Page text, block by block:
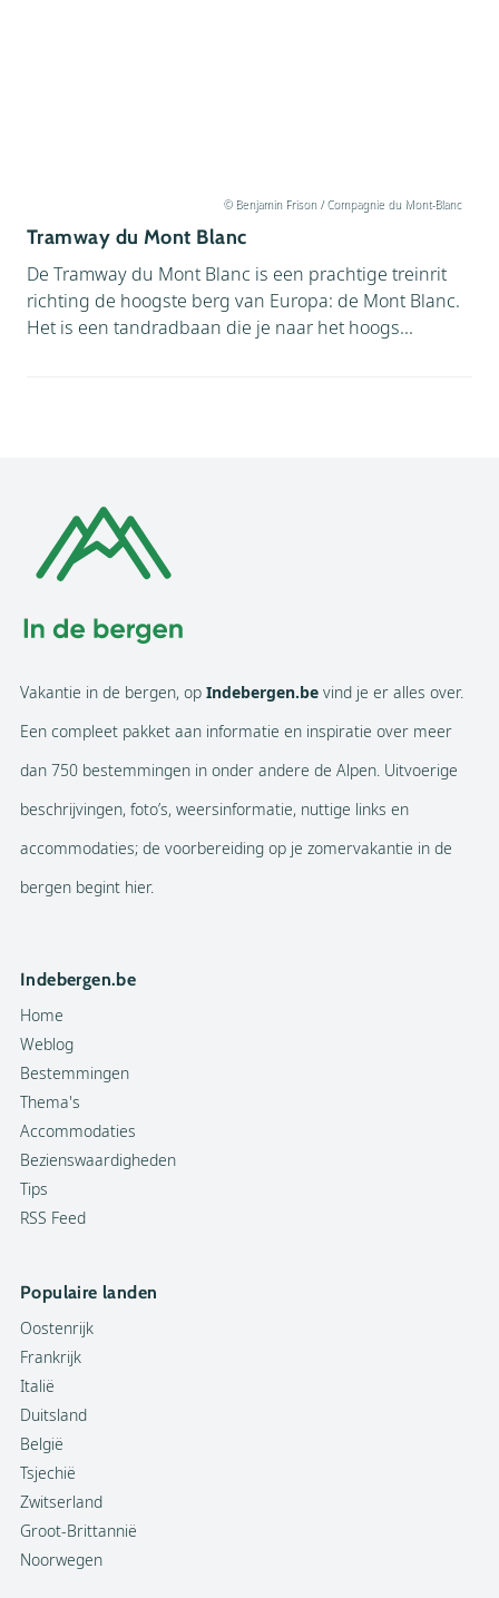
© Benjamin Frison / Compagnie du Mont-Blanc
Tramway du Mont Blanc
De Tramway du Mont Blanc is een prachtige treinrit
richting de hoogste berg van Europa: de Mont Blanc.
Het is een tandradbaan die je naar het hoogs...
Vakantie in de bergen, op Indebergen.be vind je er alles over.
Een compleet pakket aan informatie en inspiratie over meer
dan 750 bestemmingen in onder andere de Alpen. Uitvoerige
beschrijvingen, foto’s, weersinformatie, nuttige links en
accommodaties; de voorbereiding op je zomervakantie in de
bergen begint hier.
Indebergen.be
Home
Weblog
Bestemmingen
Thema's
Accommodaties
Bezienswaardigheden
Tips
RSS Feed
Populaire landen
Oostenrijk
Frankrijk
Italië
Duitsland
België
Tsjechië
Zwitserland
Groot-Brittannië
Noorwegen